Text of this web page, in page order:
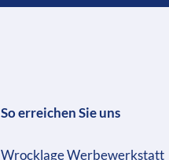
So erreichen Sie uns
Wrocklage Werbewerkstatt